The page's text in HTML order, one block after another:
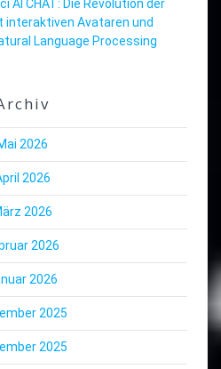
AI CHAT: Die Revolution der
interaktiven Avataren und
Language Processing
2026
2026
2026
2026
2026
2025
2025